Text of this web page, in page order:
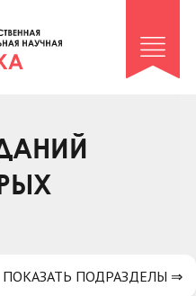
ПОКАЗАТЬ ПОДРАЗДЕЛЫ ⇒